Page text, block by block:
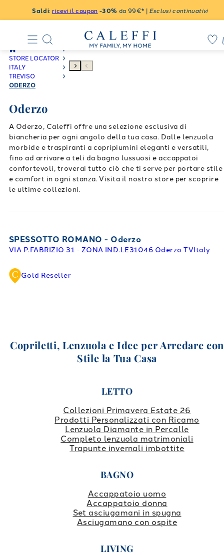
Saldi: ricevi il coupon -30% da 99€* | Esclusi continuativi
STORE LOCATOR
ITALY
TREVISO
ODERZO
Oderzo
A Oderzo, Caleffi offre una selezione esclusiva di
biancheria per ogni angolo della tua casa. Dalle lenzuola
morbide e traspiranti a copripiumini eleganti e versatili,
fino ad arrivare a teli da bagno lussuosi e accappatoi
confortevoli, troverai tutto ciò che ti serve per portare stile
e comfort in ogni stanza. Visita il nostro store per scoprire
le ultime collezioni.
SPESSOTTO ROMANO - Oderzo
VIA P.FABRIZIO 31 - ZONA IND.LE31046 Oderzo TVItaly
Gold Reseller
Copriletti, Lenzuola e Idee per Arredare con
Stile la Tua Casa
LETTO
Collezioni Primavera Estate 26
Prodotti Personalizzati con Ricamo
Lenzuola Diamante in Percalle
Completo lenzuola matrimoniali
Trapunte invernali imbottite
BAGNO
Accappatoio uomo
Accappatoio donna
Set asciugamani in spugna
Asciugamano con ospite
LIVING